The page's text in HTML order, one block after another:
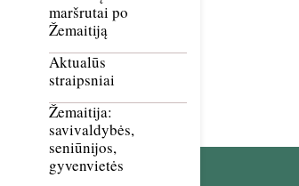
maršrutai po
Žemaitiją
Aktualūs
straipsniai
Žemaitija:
savivaldybės,
seniūnijos,
gyvenvietės